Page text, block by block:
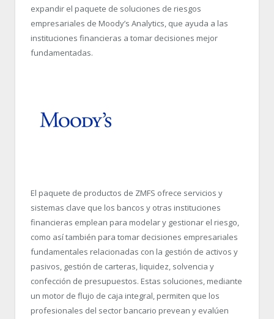
expandir el paquete de soluciones de riesgos
empresariales de Moody’s Analytics, que ayuda a las
instituciones financieras a tomar decisiones mejor
fundamentadas.
El paquete de productos de ZMFS ofrece servicios y
sistemas clave que los bancos y otras instituciones
financieras emplean para modelar y gestionar el riesgo,
como así también para tomar decisiones empresariales
fundamentales relacionadas con la gestión de activos y
pasivos, gestión de carteras, liquidez, solvencia y
confección de presupuestos. Estas soluciones, mediante
un motor de flujo de caja integral, permiten que los
profesionales del sector bancario prevean y evalúen